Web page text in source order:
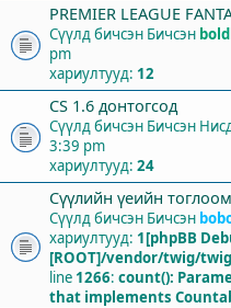
PREMIER LEAGUE
Сүүлд бичсэн Бичсэн
pm
хариултууд: 12
СS 1.6 донтогсод
Сүүлд бичсэн Бичсэн
3:39 pm
хариултууд: 24
Сүүлийн үеийн
Сүүлд бичсэн Бичсэн
хариултууд: 1[phpBB
[ROOT]/vendor/twig/
line 1266: count():
that implements